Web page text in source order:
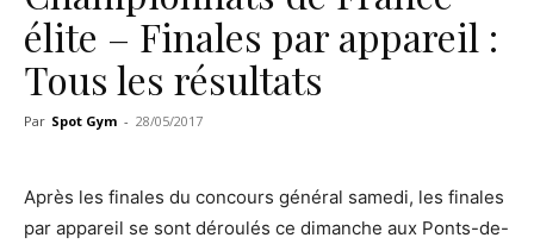
élite – Finales par appareil :
Tous les résultats
Par Spot Gym - 28/05/2017
Après les finales du concours général samedi, les finales
par appareil se sont déroulés ce dimanche aux Ponts-de-